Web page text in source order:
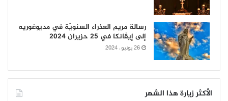
رسالة مريم العذراء السنويّة في مديوغوريه
إلى إيڤانكا في 25 حزيران 2024
26 يونيو، 2024
الأكثر زيارة هذا الشهر